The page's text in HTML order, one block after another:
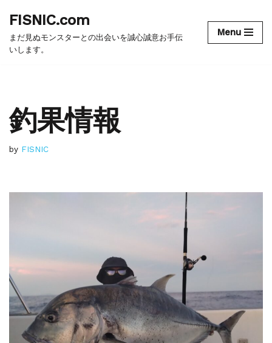
コ
ン
へ
ス
キ
ッ
FISNIC.com
まだ見ぬモンスターとの出会いを誠心誠意お手伝
いします。
Menu
釣果情報
by FISNIC